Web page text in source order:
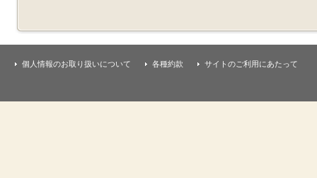
個人情報のお取り扱いについて 各種約款 サイトのご利用にあたって